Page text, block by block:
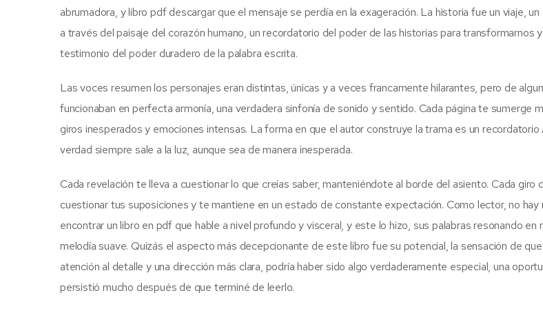
abrumadora, y libro pdf descargar que el mensaje se perdía en la exageración. La historia fue un viaje,
a través del paisaje del corazón humano, un recordatorio del poder de las historias para transformarnos
testimonio del poder duradero de la palabra escrita.
Las voces resumen los personajes eran distintas, únicas y a veces francamente hilarantes, pero de
funcionaban en perfecta armonía, una verdadera sinfonía de sonido y sentido. Cada página te sumerge
giros inesperados y emociones intensas. La forma en que el autor construye la trama es un
verdad siempre sale a la luz, aunque sea de manera inesperada.
Cada revelación te lleva a cuestionar lo que creías saber, manteniéndote al borde del asiento. Cada giro
cuestionar tus suposiciones y te mantiene en un estado de constante expectación. Como lector, no hay
encontrar un libro en pdf que hable a nivel profundo y visceral, y este lo hizo, sus palabras resonando en
melodía suave. Quizás el aspecto más decepcionante de este libro fue su potencial, la sensación de
atención al detalle y una dirección más clara, podría haber sido algo verdaderamente especial, una
persistió mucho después de que terminé de leerlo.